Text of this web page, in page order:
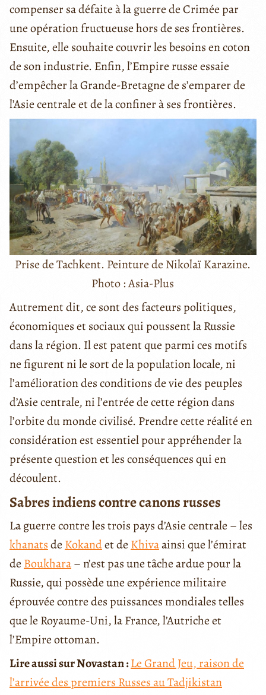
compenser sa défaite à la guerre de Crimée par
une opération fructueuse hors de ses frontières.
Ensuite, elle souhaite couvrir les besoins en coton
de son industrie. Enfin, l’Empire russe essaie
d’empêcher la Grande-Bretagne de s’emparer de
l’Asie centrale et de la confiner à ses frontières.
Prise de Tachkent. Peinture de Nikolaï Karazine.
Photo : Asia-Plus
Autrement dit, ce sont des facteurs politiques,
économiques et sociaux qui poussent la Russie
dans la région. Il est patent que parmi ces motifs
ne figurent ni le sort de la population locale, ni
l’amélioration des conditions de vie des peuples
d’Asie centrale, ni l’entrée de cette région dans
l’orbite du monde civilisé. Prendre cette réalité en
considération est essentiel pour appréhender la
présente question et les conséquences qui en
découlent.
Sabres indiens contre canons russes
La guerre contre les trois pays d’Asie centrale – les
khanatsde Kokandet de Khivaainsi que l’émirat
de Boukhara– n’est pas une tâche ardue pour la
Russie, qui possède une expérience militaire
éprouvée contre des puissances mondiales telles
que le Royaume-Uni, la France, l’Autriche et
l’Empire ottoman.
Lire aussi sur Novastan :Le Grand Jeu, raison de
l’arrivée des premiers Russes au Tadjikistan